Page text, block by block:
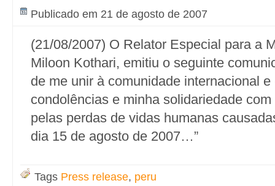
Publicado em 21 de agosto de 2007
(21/08/2007) O Relator Especial para a
Miloon Kothari, emitiu o seguinte
de me unir à comunidade internacional
condolências e minha solidariedade
pelas perdas de vidas humanas
dia 15 de agosto de 2007…”
Tags Press release, peru